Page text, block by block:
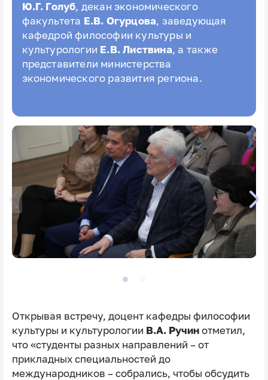
Ю.Г. Голуб, декан экономического
факультета Е.В. Огурцова, заведующая
кафедрой философии культуры и
культурологии Е.В. Листвина, а также
представители министерства
экономического развития региона.
Открывая встречу, доцент кафедры философии
культуры и культурологии В.А. Ручинотметил,
что «студенты разных направлений – от
прикладных специальностей до
международников – собрались, чтобы обсудить